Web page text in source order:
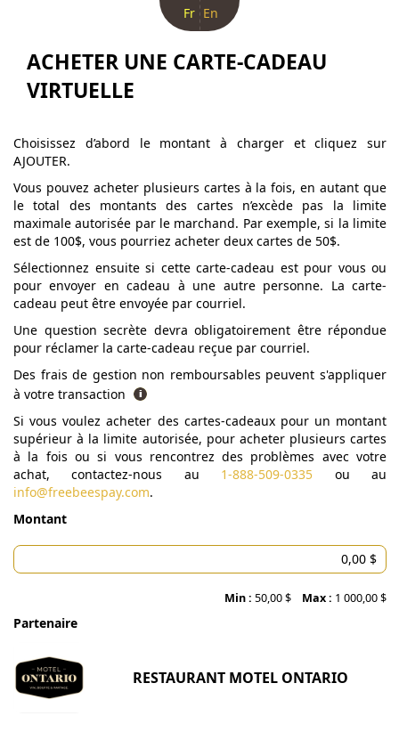
Fr En
ACHETER UNE CARTE-CADEAU
VIRTUELLE
Choisissez d’abord le montant à charger et cliquez sur
AJOUTER.
Vous pouvez acheter plusieurs cartes à la fois, en autant que
le total des montants des cartes n’excède pas la limite
maximale autorisée par le marchand. Par exemple, si la limite
est de 100$, vous pourriez acheter deux cartes de 50$.
Sélectionnez ensuite si cette carte-cadeau est pour vous ou
pour envoyer en cadeau à une autre personne. La carte-
cadeau peut être envoyée par courriel.
Une question secrète devra obligatoirement être répondue
pour réclamer la carte-cadeau reçue par courriel.
Des frais de gestion non remboursables peuvent s'appliquer
à votre transaction
Si vous voulez acheter des cartes-cadeaux pour un montant
supérieur à la limite autorisée, pour acheter plusieurs cartes
à la fois ou si vous rencontrez des problèmes avec votre
achat, contactez-nous au 1-888-509-0335 ou au
info@freebeespay.com.
Montant
Min : 50,00 $ Max : 1 000,00 $
Partenaire
RESTAURANT MOTEL ONTARIO